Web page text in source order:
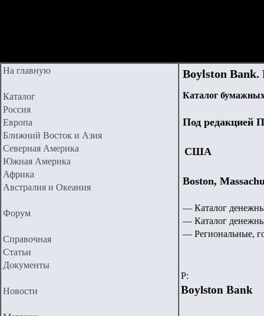
На главную
Каталог
Россия
Европа
Ближний Восток и Азия
Северная Америка
Южная Америка
Африка
Австралия и Океания
Форум
Справочная
Статьи
Документы
Новости
Boylston
Каталог
Под редакцией
США
Boston,
— Каталог
— Каталог
— Региональные,
P:
Boylston Bank